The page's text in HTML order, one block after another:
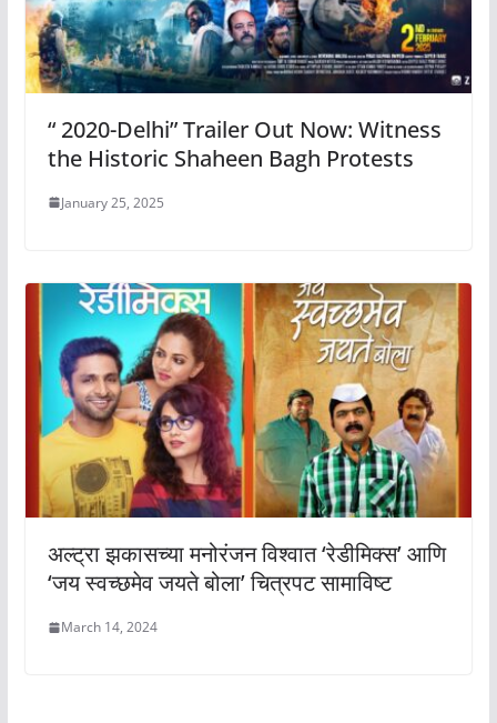
“ 2020-Delhi” Trailer Out Now: Witness
the Historic Shaheen Bagh Protests
January 25, 2025
अल्ट्रा झकासच्या मनोरंजन विश्वात ‘रेडीमिक्स’ आणि
‘जय स्वच्छमेव जयते बोला’ चित्रपट सामाविष्ट
March 14, 2024